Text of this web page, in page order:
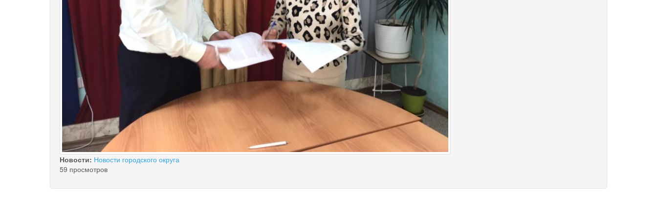
Новости: Новости городского округа
59 просмотров